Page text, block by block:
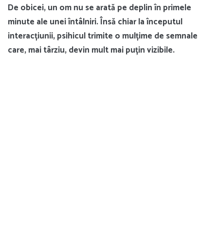
De obicei, un om nu se arată pe deplin în primele
minute ale unei întâlniri. Însă chiar la începutul
interacțiunii, psihicul trimite o mulțime de semnale
care, mai târziu, devin mult mai puțin vizibile.